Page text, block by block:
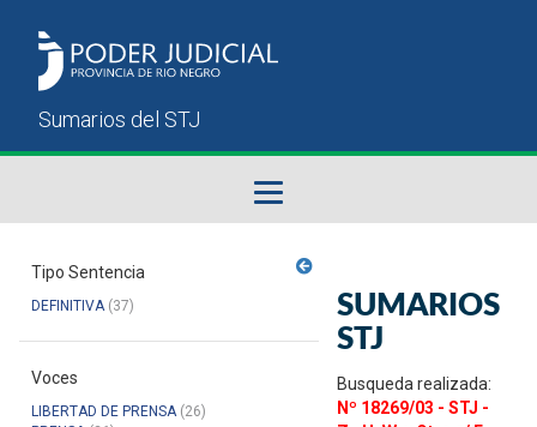
Sumarios del STJ
Manual del Usuario
Tipo Sentencia
DEFINITIVA(37)
Voces
LIBERTAD DE PRENSA(26)
SUMARIOS
STJ
Busqueda realizada:
Nº 18269/03 - STJ -